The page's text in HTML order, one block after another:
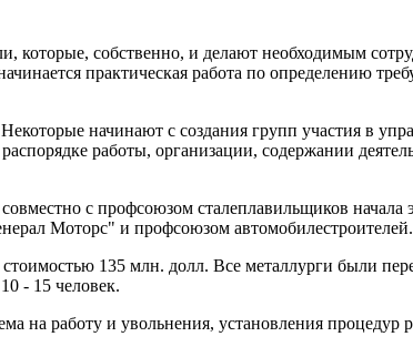
которые, собственно, и делают необходимым
практичес­кая работа по определению
начинают с создания групп участия в
работы, организации, содержании
с профсоюзом сталеплавильщиков начала
Моторс" и профсоюзом автомобилестроителей.
135 млн. долл. Все металлурги были
- 15 человек.
работу и увольнения, установления процедур